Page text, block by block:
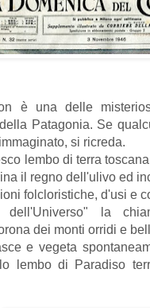
è una delle
Patagonia. Se
si ricreda.
lembo di terra
il regno dell'ulivo ed
folcloristiche, d'usi e
dell'Universo" la
dei monti orridi e
e vegeta
lembo di Paradiso